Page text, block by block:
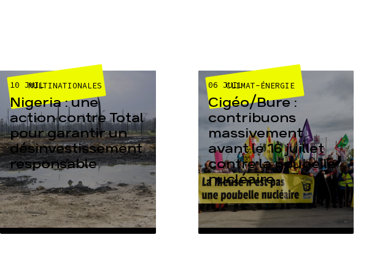
MULTINATIONALES
10 JUIL
Nigeria : une
action contre Total
pour garantir un
désinvestissement
responsable
CLIMAT-ÉNERGIE
06 JUIL
Cigéo/Bure :
contribuons
massivement
avant le 16 juillet
contre la poubelle
nucléaire